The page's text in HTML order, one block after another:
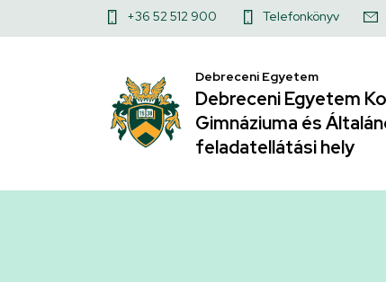
Debreceni
Egyetem
Kossuth
a
Felső
menü
+36 52 512 900 Telefonkönyv
Debreceni Egyetem
Debreceni Egyetem
Gimnáziuma és
feladatellátási hely